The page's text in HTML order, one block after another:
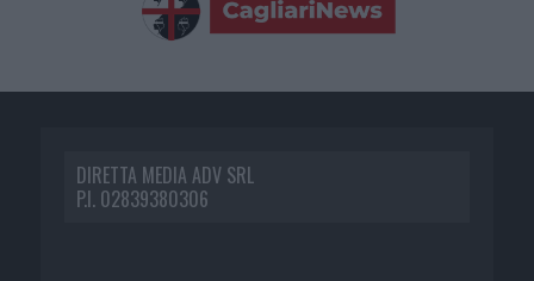
DIRETTA MEDIA ADV SRL
P.I. 02839380306